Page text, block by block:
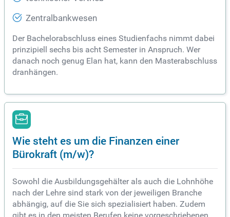
Zentralbankwesen
Der Bachelorabschluss eines Studienfachs nimmt dabei
prinzipiell sechs bis acht Semester in Anspruch. Wer
danach noch genug Elan hat, kann den Masterabschluss
dranhängen.
Wie steht es um die Finanzen einer
Bürokraft (m/w)?
Sowohl die Ausbildungsgehälter als auch die Lohnhöhe
nach der Lehre sind stark von der jeweiligen Branche
abhängig, auf die Sie sich spezialisiert haben. Zudem